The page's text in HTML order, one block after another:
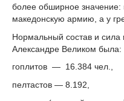
более обширное
македонскую армию, а у
Нормальный состав и сила
Александре Великом была:
гоплитов — 16.384 чел.,
пелтастов — 8.192,